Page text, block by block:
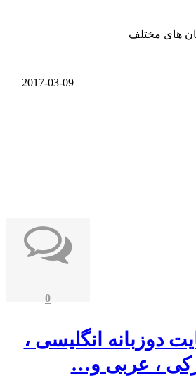
های مختلف
2017-03-09
0
دوزبانه انگلیسی ،
، عربی و…